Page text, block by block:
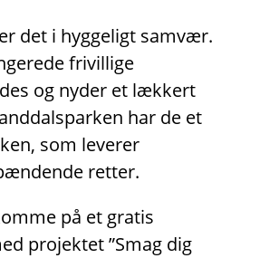
det i hyggeligt samvær.
frivillige
og nyder et lækkert
har de et
som leverer
retter.
på et gratis
projektet ”Smag dig